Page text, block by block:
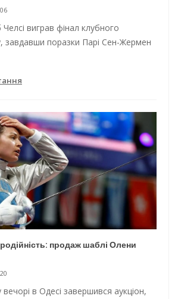
Челсі виграв фінал клубного
завдавши поразки Парі Сен-Жермен
продаж шаблі Олени
в Одесі завершився аукціон,